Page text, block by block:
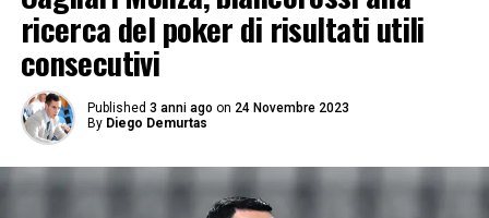
ricerca del poker di risultati utili
consecutivi
Published 3 anni ago on 24 Novembre 2023
By Diego Demurtas